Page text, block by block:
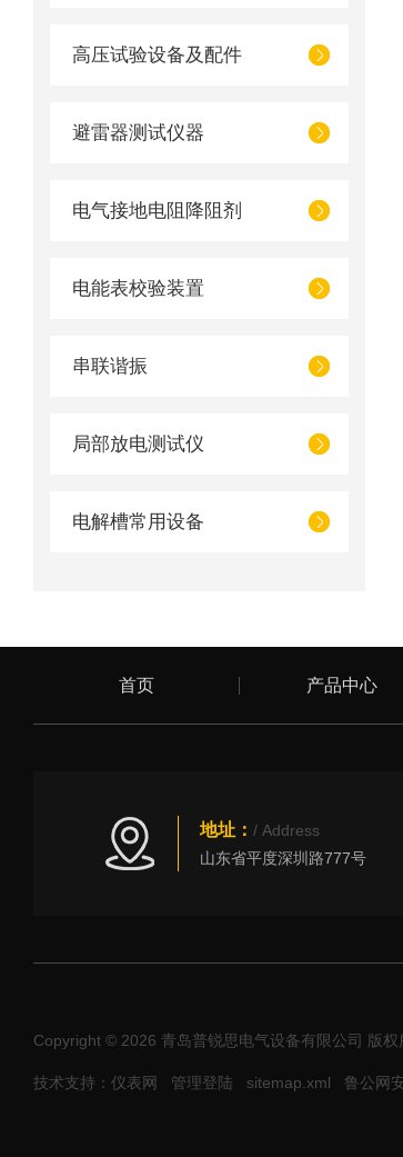
高压试验设备及配件
避雷器测试仪器
电气接地电阻降阻剂
电能表校验装置
串联谐振
局部放电测试仪
电解槽常用设备
首页 产品中心
地址： / Address
山东省平度深圳路777号
Copyright © 2026 青岛普锐思电气设备有限公司 版
技术支持：仪表网 管理登陆 sitemap.xml 鲁公网